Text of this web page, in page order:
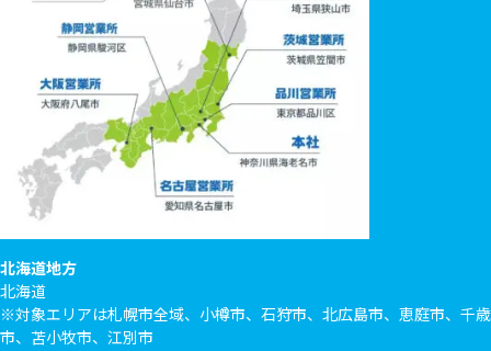
北海道地方
北海道
※対象エリアは札幌市全域、小樽市、石狩市、北広島市、恵庭市、千歳
市、苫小牧市、江別市